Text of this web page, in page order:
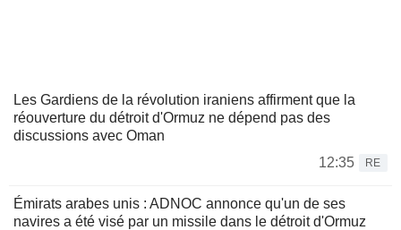
Les Gardiens de la révolution iraniens affirment que la
réouverture du détroit d'Ormuz ne dépend pas des
discussions avec Oman
12:35
RE
Émirats arabes unis : ADNOC annonce qu'un de ses
navires a été visé par un missile dans le détroit d'Ormuz